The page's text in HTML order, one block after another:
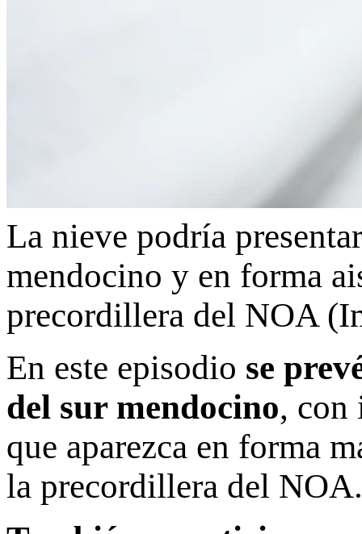
La nieve podría
mendocino y en forma
precordillera del NOA
En este episodio se
del sur mendocino, con
que aparezca en forma
la precordillera del NOA.